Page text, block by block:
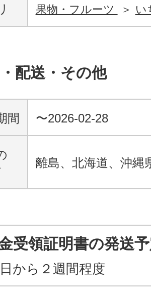
果物・フルーツ い
配送・その他
間 〜2026-02-28
離島、北海道、沖縄
受領証明書の発送
から２週間程度